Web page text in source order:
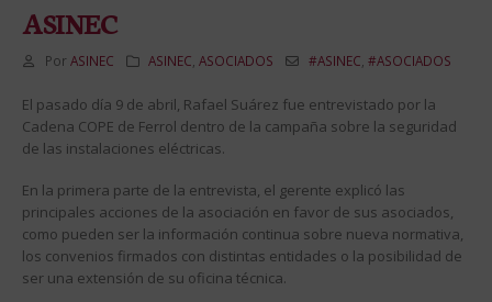
ASINEC
Por ASINEC ASINEC ,ASOCIADOS #ASINEC ,#ASOCIADOS
El pasado día 9 de abril, Rafael Suárez fue entrevistado por la
Cadena COPE de Ferrol dentro de la campaña sobre la seguridad
de las instalaciones eléctricas.
En la primera parte de la entrevista, el gerente explicó las
principales acciones de la asociación en favor de sus asociados,
como pueden ser la información continua sobre nueva normativa,
los convenios firmados con distintas entidades o la posibilidad de
ser una extensión de su oficina técnica.